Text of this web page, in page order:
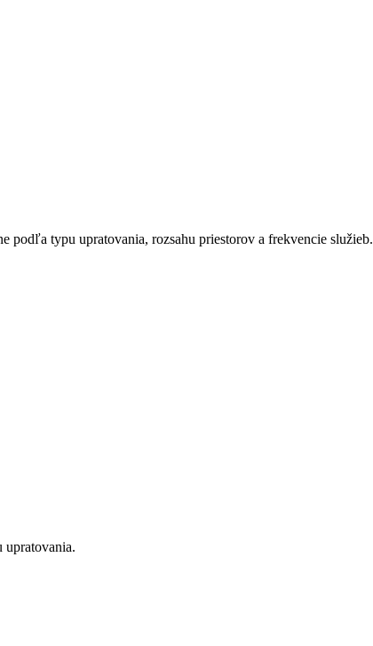
typu upratovania, rozsahu priestorov a frekvencie služieb.
upratovania.